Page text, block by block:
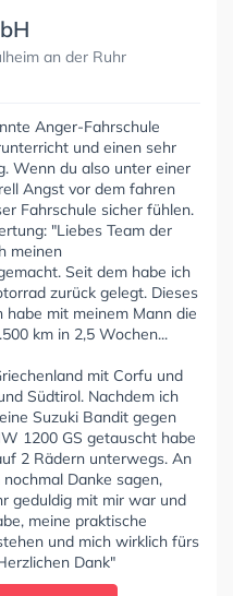
an der Ruhr
Anger-Fahrschule
und einen sehr
Wenn du also unter einer
Angst vor dem fahren
Fahrschule sicher fühlen.
"Liebes Team der
meinen
Seit dem habe ich
zurück gelegt. Dieses
habe mit meinem Mann die
km in 2,5 Wochen...
mit Corfu und
Südtirol. Nachdem ich
Suzuki Bandit gegen
1200 GS getauscht habe
2 Rädern unterwegs. An
Danke sagen,
geduldig mit mir war und
meine praktische
und mich wirklich fürs
Dank"